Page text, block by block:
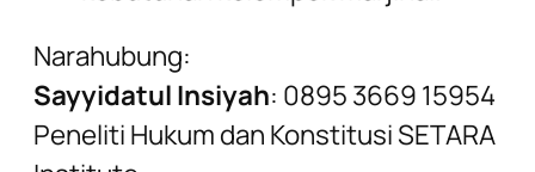
Narahubung:
Sayyidatul Insiyah: 0895 3669 15954
Peneliti Hukum dan Konstitusi SETARA